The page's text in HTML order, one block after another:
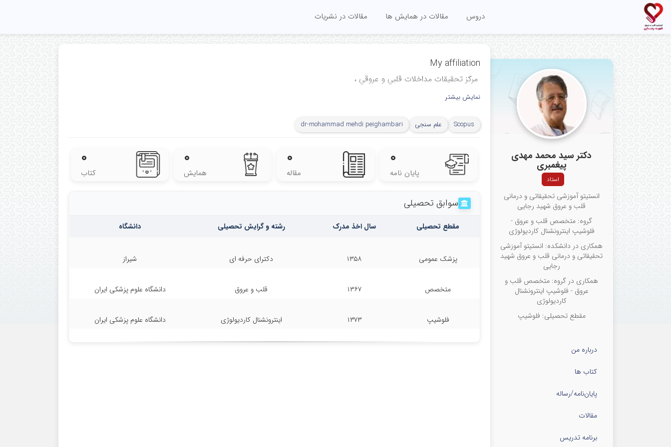
دروس مقالات در همایش ها مقالات در نشریات
دکتر سید محمد مهدی
پیغمبری
استاد
انستیتو آموزشی تحقیقاتی و درمانی
قلب و عروق شهید رجایی
گروه: متخصص قلب و عروق -
فلوشیپ اینترونشنال کاردیولوژی
همکاری در دانشکده: انستیتو آموزشی
تحقیقاتی و درمانی قلب و عروق شهید
رجایی
همکاری در گروه: متخصص قلب و
عروق - فلوشیپ اینترونشنال
کاردیولوژی
مقطع تحصیلی: فلوشیپ
درباره من
کتاب ها
پایان‌نامه‌/رساله
مقالات
برنامه تدریس
My affiliation
ﻣﺮﻛﺰ ﺗﺤﻘﯿﻘﺎت ﻣﺪاﺧﻼت ﻗﻠﺒﻲ و ﻋﺮوﻗﻲ ،
مرکز آموزشی، تحقیقاتی و درمانی
علوم پزشکی ایران، تهران، ایران
Center, Rajaie Cardiovascular Medical
and Research Center,
Iran University of
نمایش بیشتر
Scopus علم سنجی dr-mohammad mehdi peighambari
۰
پایان نامه
۰
مقاله
۰
همایش
۰
کتاب
سوابق تحصیلی
مقطع تحصیلی سال اخذ مدرک رشته و گرایش تحصیلی دانشگاه
پزشک عمومی ۱۳۵۸ دکترای حرفه ای شیراز
متخصص ۱۳۶۷ قلب و عروق دانشگاه علوم پزشکی ایران
فلوشیپ ۱۳۷۳ اینترونشنال کاردیولوژی دانشگاه علوم پزشکی ایران